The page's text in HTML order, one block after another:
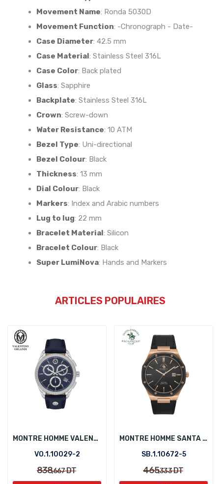
Movement Name: Ronda 5030D
Movement Function: -Chronograph - Date-
Case Diameter: 42.5 mm
Case Material: Stainless Steel 316L
Case Color: Back plated
Glass: Sapphire
Backplate: Stainless Steel 316L
Crown: Screw-down
Water Resistance: 10 ATM
Bezel Type: Uni-directional
Bezel Colour: Black
Thickness: 13 mm
Dial Colour: Black
Markers: Index and Arabic numbers
Lug to lug: 22 mm
Bracelet Material: Silicon
Bracelet Colour: Black
Super LumiNova: Hands and Markers
ARTICLES POPULAIRES
MONTRE HOMME VALENTINO ORLANDI VO.1.10029-2
VO.1.10029-2
838,667DT
MONTRE HOMME SANTA BARBARA POLO SB.1.10672-5
SB.1.10672-5
465,333DT